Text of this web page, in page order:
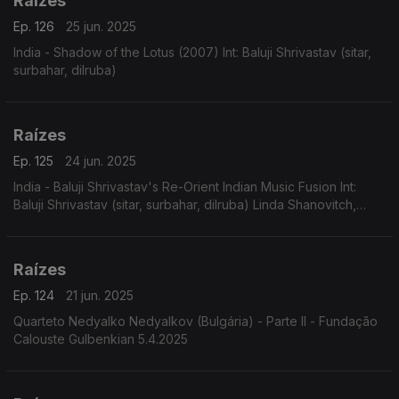
Ep. 126
25 jun. 2025
India - Shadow of the Lotus (2007) Int: Baluji Shrivastav (sitar,
surbahar, dilruba)
Raízes
Ep. 125
24 jun. 2025
India - Baluji Shrivastav's Re-Orient Indian Music Fusion Int:
Baluji Shrivastav (sitar, surbahar, dilruba) Linda Shanovitch,
Raízes
Ep. 124
21 jun. 2025
Quarteto Nedyalko Nedyalkov (Bulgária) - Parte II - Fundação
Calouste Gulbenkian 5.4.2025